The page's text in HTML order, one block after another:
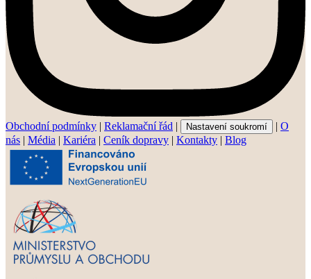
Obchodní podmínky | Reklamační řád | Nastavení soukromí | O
nás | Média | Kariéra | Ceník dopravy | Kontakty | Blog